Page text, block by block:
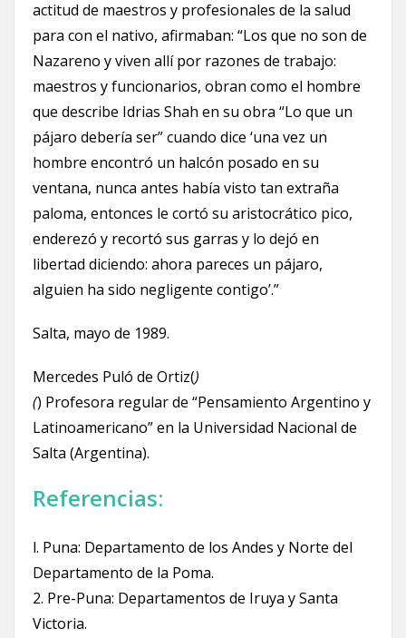
actitud de maestros y profesionales de la salud
para con el nativo, afirmaban: “Los que no son de
Nazareno y viven allí por razones de trabajo:
maestros y funcionarios, obran como el hombre
que describe Idrias Shah en su obra “Lo que un
pájaro debería ser” cuando dice ‘una vez un
hombre encontró un halcón posado en su
ventana, nunca antes había visto tan extraña
paloma, entonces le cortó su aristocrático pico,
enderezó y recortó sus garras y lo dejó en
libertad diciendo: ahora pareces un pájaro,
alguien ha sido negligente contigo’.”
Salta, mayo de 1989.
Mercedes Puló de Ortiz()
() Profesora regular de “Pensamiento Argentino y
Latinoamericano” en la Universidad Nacional de
Salta (Argentina).
Referencias:
l. Puna: Departamento de los Andes y Norte del
Departamento de la Poma.
2. Pre-Puna: Departamentos de Iruya y Santa
Victoria.